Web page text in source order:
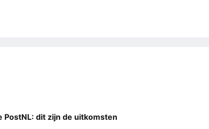
PostNL: dit zijn de uitkomsten